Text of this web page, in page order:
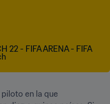
en la que